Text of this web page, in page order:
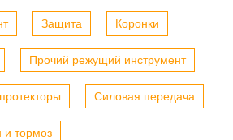
Защита Коронки
Прочий режущий инструмент
Силовая передача
и тормоз